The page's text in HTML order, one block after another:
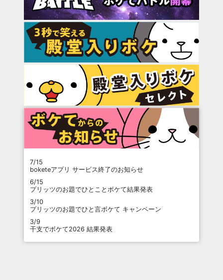
7/15
boketeアプリ サービス終了のお知らせ
6/15
プリッツのお題でひとことボケて結果発表
3/10
プリッツのお題でひと言ボケて キャンペーン
3/9
干支でボケて2026 結果発表